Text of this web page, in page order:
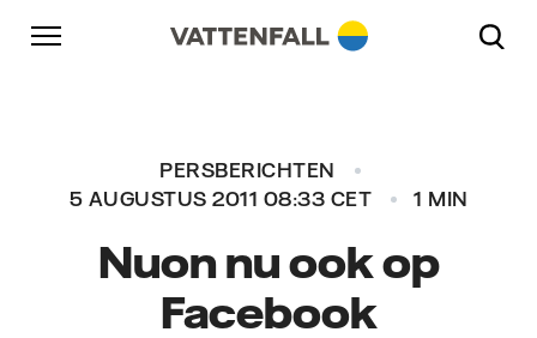
Naar content
Naar hoofdnavigatie
Ga naar footer
PERSBERICHTEN
5 AUGUSTUS 2011 08:33 CET
1 MIN
Nuon nu ook op
Facebook
Naar hoofdnavigatie